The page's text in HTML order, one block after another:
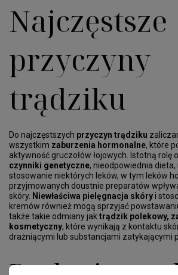
Najczęstsze
przyczyny
trądziku
Do najczęstszych przyczyn trądziku
wszystkim zaburzenia hormonalne, które
aktywność gruczołów łojowych. Istotną rolę
czynniki genetyczne, nieodpowiednia
stosowanie niektórych leków, w tym leków
przyjmowanych doustnie preparatów
skóry. Niewłaściwa pielęgnacja skóryi
kremów również mogą sprzyjać
także takie odmiany jak trądzik polekowy,
kosmetyczny, które wynikają z kontaktu
drażniącymi lub substancjami zatykającymi